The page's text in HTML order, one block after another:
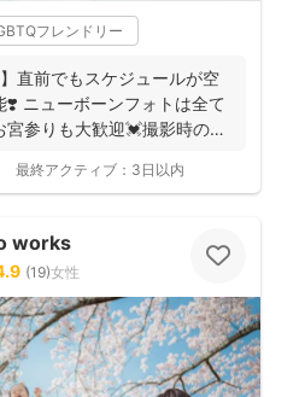
フレンドリー
直前でもスケジュールが空
❣️ ニューボーンフォトは全て
参りも大歓迎💓撮影時のみ
最終アクティブ： 3日以内
works
(19)女性